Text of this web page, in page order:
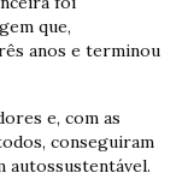
que,
anos e terminou
e, com as
conseguiram
autossustentável.